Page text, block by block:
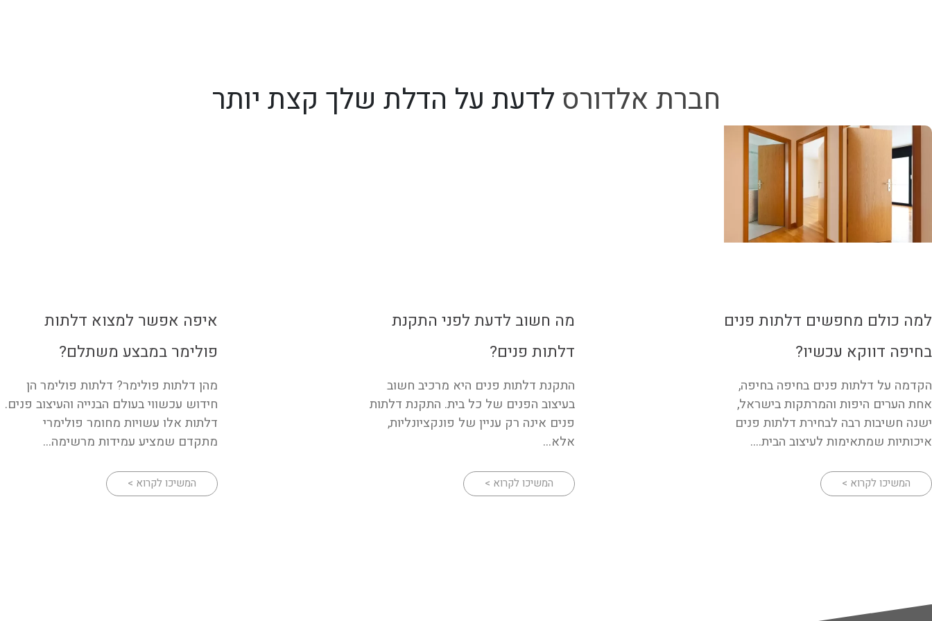
חברת אלדורס לדעת על הדלת שלך קצת יותר
למה כולם מחפשים דלתות פנים
בחיפה דווקא עכשיו?
הקדמה על דלתות פנים בחיפה בחיפה,
אחת הערים היפות והמרתקות בישראל,
ישנה חשיבות רבה לבחירת דלתות פנים
איכותיות שמתאימות לעיצוב הבית....
המשיכו לקרוא >
מה חשוב לדעת לפני התקנת
דלתות פנים?
התקנת דלתות פנים היא מרכיב חשוב
בעיצוב הפנים של כל בית. התקנת דלתות
פנים אינה רק עניין של פונקציונליות,
אלא...
המשיכו לקרוא >
איפה אפשר למצוא דלתות
פולימר במבצע משתלם?
מהן דלתות פולימר? דלתות פולימר הן
חידוש עכשווי בעולם הבנייה והעיצוב פנים.
דלתות אלו עשויות מחומר פולימרי
מתקדם שמציע עמידות מרשימה...
המשיכו לקרוא >